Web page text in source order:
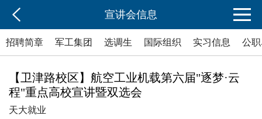
宣讲会信息
招聘简章 军工集团 选调生 国际组织 实习信息 公
【卫津路校区】航空工业机载第六届"逐梦·云
程"重点高校宣讲暨双选会
天大就业